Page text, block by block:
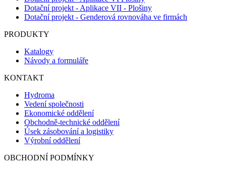
Dotační projekt - Aplikace VII - Plošiny
Dotační projekt - Genderová rovnováha ve firmách
PRODUKTY
Katalogy
Návody a formuláře
KONTAKT
Hydroma
Vedení společnosti
Ekonomické oddělení
Obchodně-technické oddělení
Úsek zásobování a logistiky
Výrobní oddělení
OBCHODNÍ PODMÍNKY